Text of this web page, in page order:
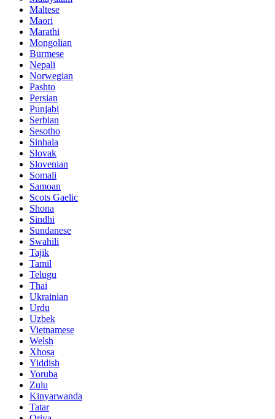
Maltese
Maori
Marathi
Mongolian
Burmese
Nepali
Norwegian
Pashto
Persian
Punjabi
Serbian
Sesotho
Sinhala
Slovak
Slovenian
Somali
Samoan
Scots Gaelic
Shona
Sindhi
Sundanese
Swahili
Tajik
Tamil
Telugu
Thai
Ukrainian
Urdu
Uzbek
Vietnamese
Welsh
Xhosa
Yiddish
Yoruba
Zulu
Kinyarwanda
Tatar